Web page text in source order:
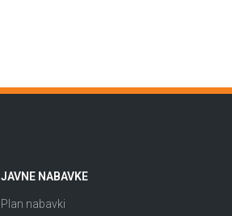
JAVNE NABAVKE
Plan nabavki